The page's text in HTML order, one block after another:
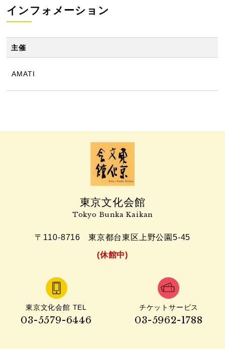
インフォメーション
主催
AMATI
東京文化会館
Tokyo Bunka Kaikan
〒110-8716 東京都台東区上野公園5-45
(休館中)
東京文化会館 TEL
03-5579-6446
チケットサービス
03-5962-1788